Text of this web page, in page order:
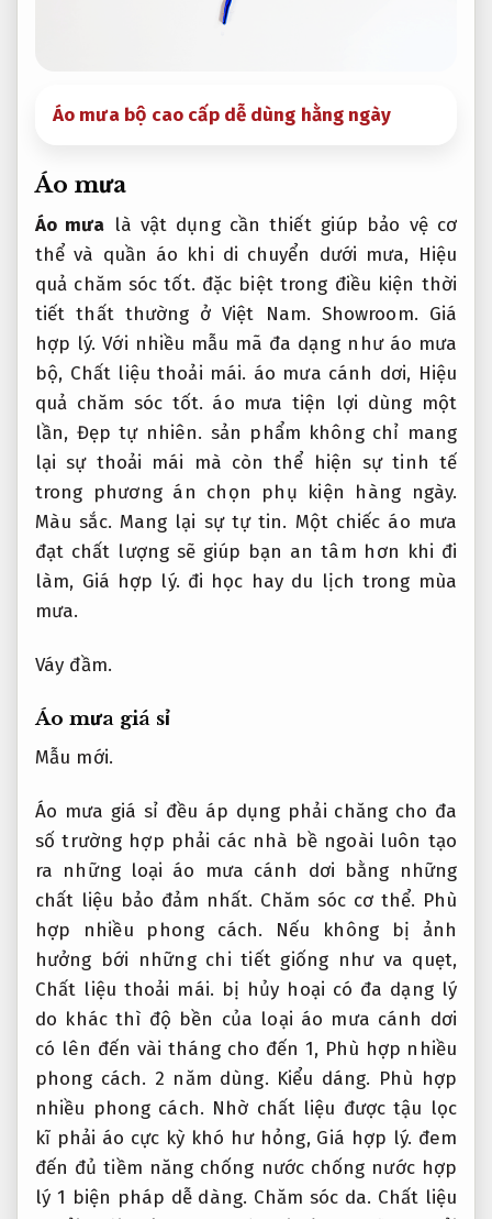
Áo mưa bộ cao cấp dễ dùng hằng ngày
Áo mưa
Áo mưa là vật dụng cần thiết giúp bảo vệ cơ
thể và quần áo khi di chuyển dưới mưa, Hiệu
quả chăm sóc tốt. đặc biệt trong điều kiện thời
tiết thất thường ở Việt Nam. Showroom. Giá
hợp lý. Với nhiều mẫu mã đa dạng như áo mưa
bộ, Chất liệu thoải mái. áo mưa cánh dơi, Hiệu
quả chăm sóc tốt. áo mưa tiện lợi dùng một
lần, Đẹp tự nhiên. sản phẩm không chỉ mang
lại sự thoải mái mà còn thể hiện sự tinh tế
trong phương án chọn phụ kiện hàng ngày.
Màu sắc. Mang lại sự tự tin. Một chiếc áo mưa
đạt chất lượng sẽ giúp bạn an tâm hơn khi đi
làm, Giá hợp lý. đi học hay du lịch trong mùa
mưa.
Váy đầm.
Áo mưa giá sỉ
Mẫu mới.
Áo mưa giá sỉ đều áp dụng phải chăng cho đa
số trường hợp phải các nhà bề ngoài luôn tạo
ra những loại áo mưa cánh dơi bằng những
chất liệu bảo đảm nhất. Chăm sóc cơ thể. Phù
hợp nhiều phong cách. Nếu không bị ảnh
hưởng bới những chi tiết giống như va quẹt,
Chất liệu thoải mái. bị hủy hoại có đa dạng lý
do khác thì độ bền của loại áo mưa cánh dơi
có lên đến vài tháng cho đến 1, Phù hợp nhiều
phong cách. 2 năm dùng. Kiểu dáng. Phù hợp
nhiều phong cách. Nhờ chất liệu được tậu lọc
kĩ phải áo cực kỳ khó hư hỏng, Giá hợp lý. đem
đến đủ tiềm năng chống nước chống nước hợp
lý 1 biện pháp dễ dàng. Chăm sóc da. Chất liệu